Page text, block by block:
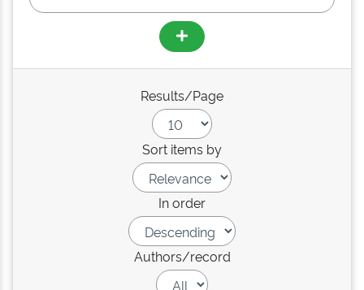
Results/Page
Sort items by
In order
Authors/record